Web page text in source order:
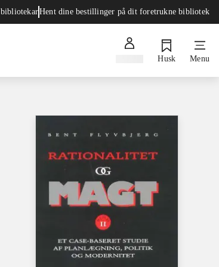
Hent dine bestillinger på dit foretrukne bibliotek
Husk Menu